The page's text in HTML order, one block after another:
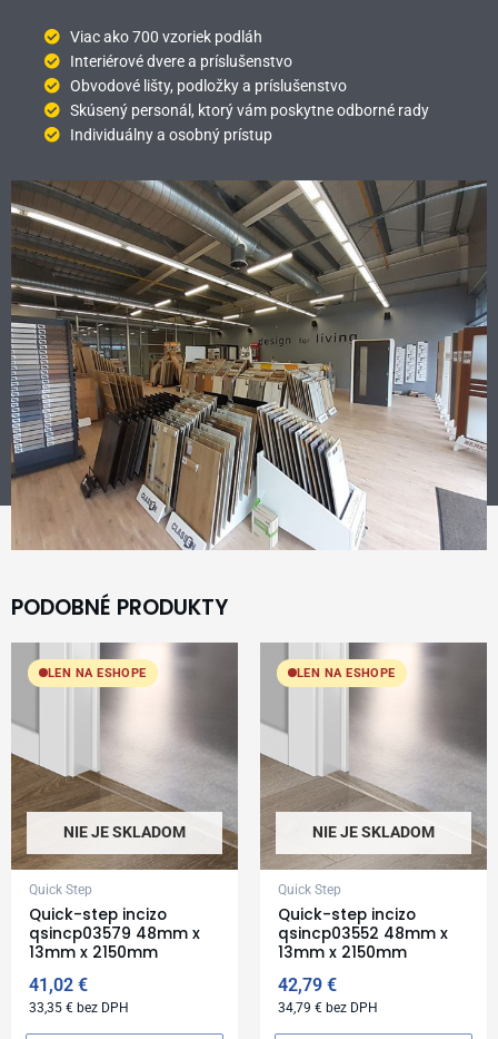
Viac ako 700 vzoriek podláh
Interiérové dvere a príslušenstvo
Obvodové lišty, podložky a príslušenstvo
Skúsený personál, ktorý vám poskytne odborné rady
Individuálny a osobný prístup
PODOBNÉ PRODUKTY
LEN NA ESHOPE
NIE JE SKLADOM
Quick Step
Quick-step incizo
qsincp03579 48mm x
13mm x 2150mm
41,02€
33,35€ bez DPH
LEN NA ESHOPE
NIE JE SKLADOM
Quick Step
Quick-step incizo
qsincp03552 48mm x
13mm x 2150mm
42,79€
34,79€ bez DPH